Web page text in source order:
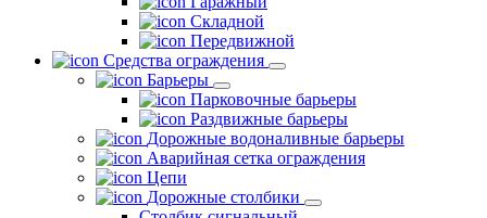
Складной
Передвижной
Средства ограждения
Барьеры
Парковочные барьеры
Раздвижные барьеры
Дорожные водоналивные барьеры
Аварийная сетка ограждения
Цепи
Дорожные столбики